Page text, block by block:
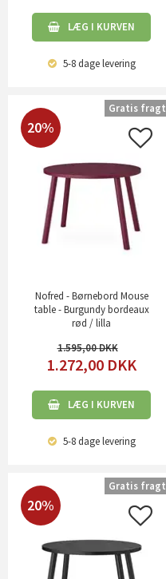
LÆG I KURVEN
5-8 dagelevering
20%
Nofred - Børnebord Mouse
table - Burgundy bordeaux
rød / lilla
1.595,00
1.272,00 DKK
LÆG I KURVEN
5-8 dagelevering
Gratis fragt
20%
Gratis fragt